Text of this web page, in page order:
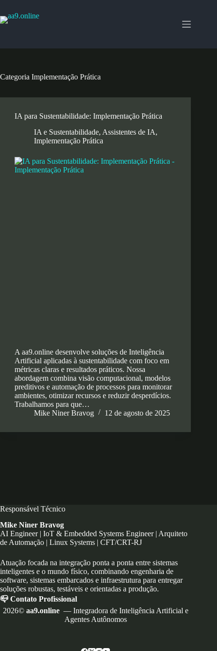
o
Categoria Implementação Prática
IA para Sustentabilidade: Implementação Prática
IA e Sustentabilidade, Assistentes de IA,
Implementação Prática
A aa9.online desenvolve soluções de Inteligência
Artificial aplicadas à sustentabilidade com foco em
métricas claras e resultados práticos. Nossa
abordagem combina visão computacional, modelos
preditivos e automação de processos para monitorar
ambientes, otimizar recursos e reduzir desperdícios.
Trabalhamos para que…
Mike Niner Bravog
12 de agosto de 2025
Responsável Técnico
Mike Niner Bravog
AI Engineer | IoT & Embedded Systems Engineer | Arquiteto
de Automação | Linux Systems | CFT/CRT-RJ
Atuação focada na integração ponta a ponta entre sistemas
inteligentes e o mundo físico, combinando engenharia de
software, sistemas embarcados e infraestrutura para entregar
soluções robustas, testáveis e orientadas a produção.
📪 Contato Profissional
2026© aa9.online— Integradora de Inteligência Artificial e
Agentes Autônomos